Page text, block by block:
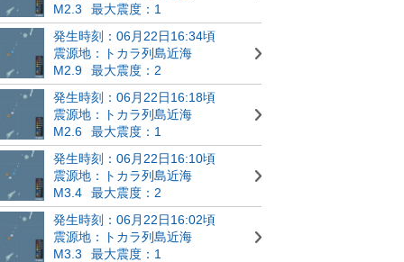
M2.3
最大震度：1
発生時刻：06月22日16:34頃
震源地：トカラ列島近海
M2.9
最大震度：2
発生時刻：06月22日16:18頃
震源地：トカラ列島近海
M2.6
最大震度：1
発生時刻：06月22日16:10頃
震源地：トカラ列島近海
M3.4
最大震度：2
発生時刻：06月22日16:02頃
震源地：トカラ列島近海
M3.3
最大震度：1